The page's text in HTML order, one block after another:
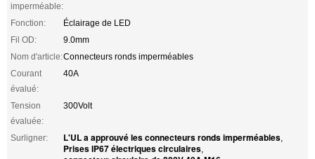
imperméable:
Fonction:
Éclairage de LED
Fil OD:
9.0mm
Nom d'article:Connecteurs ronds imperméables
Courant
évalué:
40A
Tension
évaluée:
300Volt
Surligner: L'UL a approuvé les connecteurs ronds imperméables,
Prises IP67 électriques circulaires,